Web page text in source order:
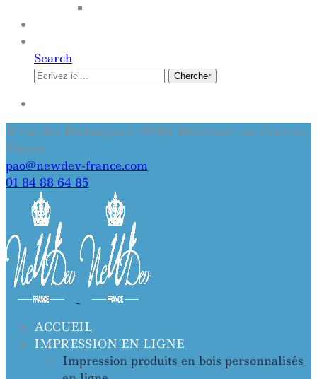
Search
Chercher
11 rue des Brabançons, 19360, Malemort sur Correze,
France
pao@newdev-france.com
01 84 88 64 85
ACCUEIL
IMPRESSION EN LIGNE
Impression produits en bois personnalisés